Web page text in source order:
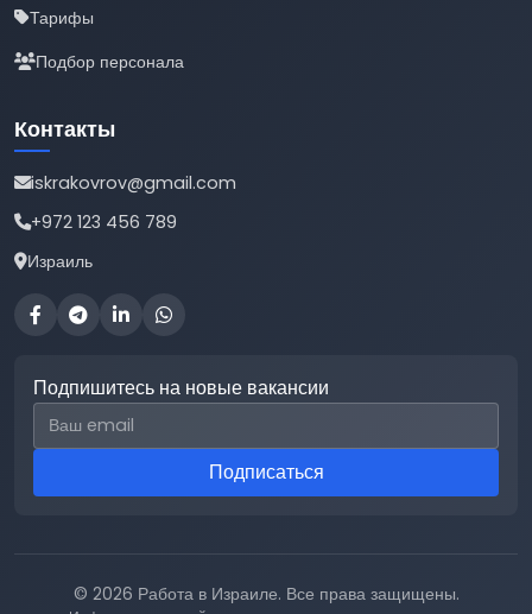
Тарифы
Подбор персонала
Контакты
iskrakovrov@gmail.com
+972 123 456 789
Израиль
Подпишитесь на новые вакансии
Email для подписки
Подписаться
© 2026 Работа в Израиле. Все права защищены.